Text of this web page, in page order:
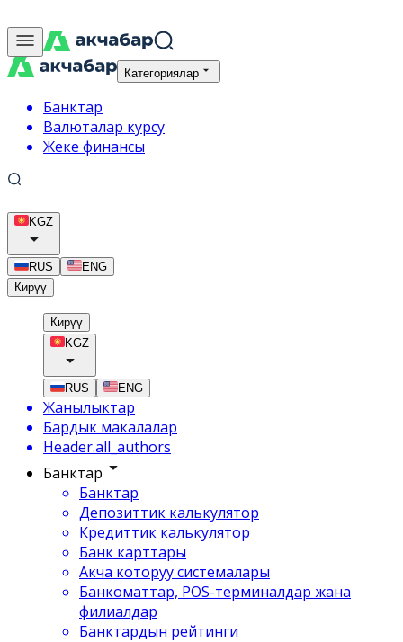
Категориялар
Банктар
Валюталар курсу
Жеке финансы
KGZ
RUS
ENG
Кирүү
Кирүү
KGZ
RUS ENG
Жанылыктар
Бардык макалалар
Header.all_authors
Банктар
Банктар
Депозиттик калькулятор
Кредиттик калькулятор
Банк карттары
Акча которуу системалары
Банкоматтар, POS-терминалдар жана
филиалдар
Банктардын рейтинги